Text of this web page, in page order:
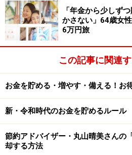
が想像より大きく、手元に残る
んさん。
現在は1人暮らしのため資産は
前提」と考えてはいるものの、
ていました。
「年金生活と貯金」に
募集中です
年金暮らしでの貯金について、
「年金から少しず
かさない」64歳女
6万円旅
この記事に関連
お金を貯める・増やす・備える！お
新・令和時代のお金を貯めるルール
節約アドバイザー・丸山晴美さんの
却する方法